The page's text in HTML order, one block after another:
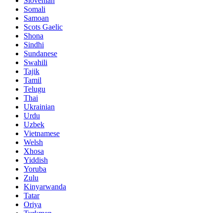
Somali
Samoan
Scots Gaelic
Shona
Sindhi
Sundanese
Swahili
Tajik
Tamil
Telugu
Thai
Ukrainian
Urdu
Uzbek
Vietnamese
Welsh
Xhosa
Yiddish
Yoruba
Zulu
Kinyarwanda
Tatar
Oriya